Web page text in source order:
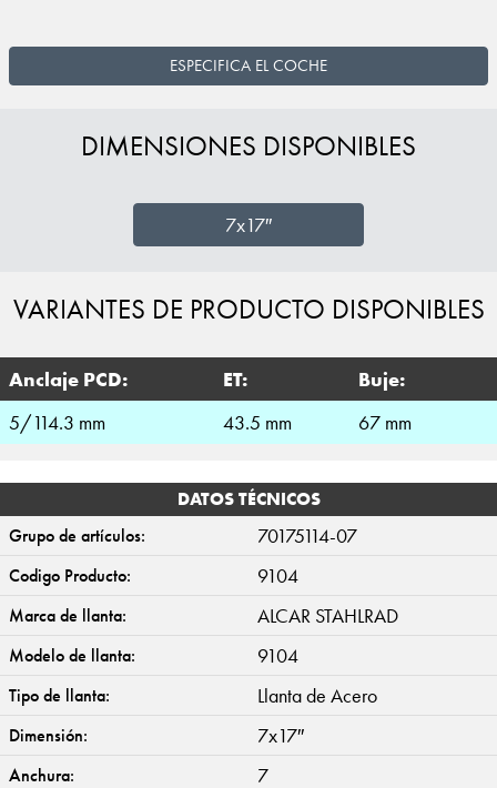
ESPECIFICA EL COCHE
DIMENSIONES DISPONIBLES
7x17″
VARIANTES DE PRODUCTO DISPONIBLES
Anclaje PCD: ET:
Buje:
5/114.3 mm
43.5 mm 67 mm
DATOS TÉCNICOS
Grupo de artículos:
70175114-07
Codigo Producto: 9104
Marca de llanta: ALCAR STAHLRAD
Modelo de llanta: 9104
Tipo de llanta: Llanta de Acero
Dimensión: 7x17″
Anchura: 7